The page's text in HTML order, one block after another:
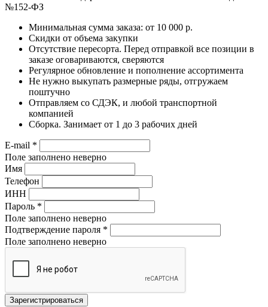
№152-ФЗ
Минимальная сумма заказа: от 10 000 р.
Скидки от объема закупки
Отсутствие пересорта. Перед отправкой все позиции в
заказе оговариваются, сверяются
Регулярное обновление и пополнение ассортимента
Не нужно выкупать размерные ряды, отгружаем
поштучно
Отправляем со СДЭК, и любой транспортной
компанией
Сборка. Занимает от 1 до 3 рабочих дней
E-mail *
Поле заполнено неверно
Имя
Телефон
ИНН
Пароль *
Поле заполнено неверно
Подтверждение пароля *
Поле заполнено неверно